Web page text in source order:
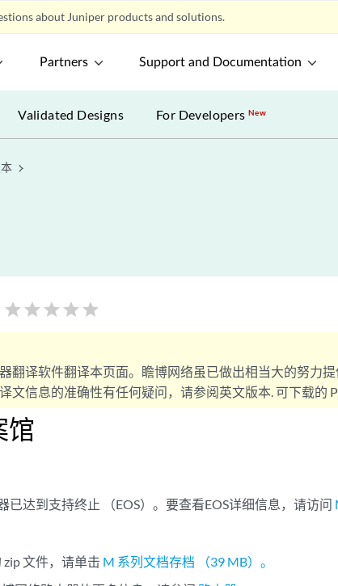
about Juniper products and solutions.
Partners Support and Documentation
Validated Designs For DevelopersNew
star star star star star
翻译软件翻译本页面。瞻博网络虽已做出相当大的努力
文信息的准确性有任何疑问，请参阅英文版本. 可下载的
馆
已达到支持终止 （EOS）。要查看EOS详细信息，请访问
文件，请单击 M 系列文档存档 （39 MB）。